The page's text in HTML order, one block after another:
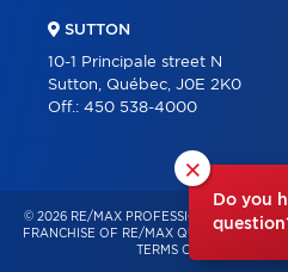
×
Do you
SUTTON
10-1 Principale street N
Sutton, Québec, J0E 2K0
Off.: 450 538-4000
© 2026 RE/MAX PROFESSIONNEL –
FRANCHISE OF RE/MAX QUÉBEC – ALL
TERMS OF USE